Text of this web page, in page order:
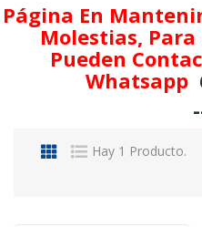
Página En
Molestias,
Pueden
Whatsapp
Hay 1 Producto.